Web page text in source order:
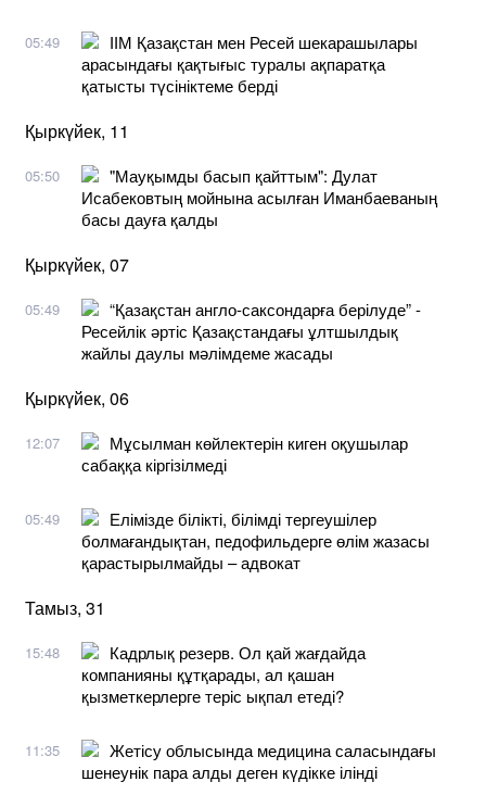
05:49
ІІМ Қазақстан мен Ресей шекарашылары
арасындағы қақтығыс туралы ақпаратқа
қатысты түсініктеме берді
Қыркүйек, 11
05:50
"Мауқымды басып қайттым": Дулат
Исабековтың мойнына асылған Иманбаеваның
басы дауға қалды
Қыркүйек, 07
05:49
“Қазақстан англо-саксондарға берілуде” -
Ресейлік әртіс Қазақстандағы ұлтшылдық
жайлы даулы мәлімдеме жасады
Қыркүйек, 06
12:07
Мұсылман көйлектерін киген оқушылар
сабаққа кіргізілмеді
05:49
Елімізде білікті, білімді тергеушілер
болмағандықтан, педофильдерге өлім жазасы
қарастырылмайды – адвокат
Тамыз, 31
15:48
Кадрлық резерв. Ол қай жағдайда
компанияны құтқарады, ал қашан
қызметкерлерге теріс ықпал етеді?
11:35
Жетісу облысында медицина саласындағы
шенеунік пара алды деген күдікке ілінді